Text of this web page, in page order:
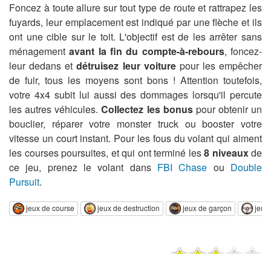
Foncez à toute allure sur tout type de route et rattrapez les
fuyards, leur emplacement est indiqué par une flèche et ils
ont une cible sur le toit. L'objectif est de les arrêter sans
ménagementavant la fin du compte-à-rebours, foncez-
leur dedans etdétruisez leur voiturepour les empêcher
de fuir, tous les moyens sont bons ! Attention toutefois,
votre 4x4 subit lui aussi des dommages lorsqu'il percute
les autres véhicules.Collectez les bonuspour obtenir un
bouclier, réparer votre monster truck ou booster votre
vitesse un court instant. Pour les fous du volant qui aiment
les courses poursuites, et qui ont terminé les8 niveauxde
ce jeu, prenez le volant dans FBI Chase ou Double
Pursuit.
jeux de course jeux de destruction jeux de garçon jeux